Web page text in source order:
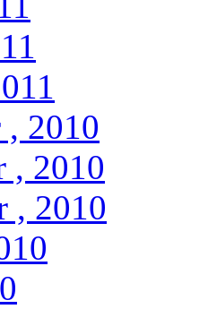
, 2010
, 2010
, 2010